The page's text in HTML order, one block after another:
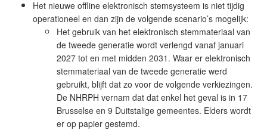
Het nieuwe offline elektronisch stemsysteem is niet tijdig
operationeel en dan zijn de volgende scenario’s mogelijk:
Het gebruik van het elektronisch stemmateriaal van
de tweede generatie wordt verlengd vanaf januari
2027 tot en met midden 2031. Waar er elektronisch
stemmateriaal van de tweede generatie werd
gebruikt, blijft dat zo voor de volgende verkiezingen.
De NHRPH vernam dat dat enkel het geval is in 17
Brusselse en 9 Duitstalige gemeentes. Elders wordt
er op papier gestemd.